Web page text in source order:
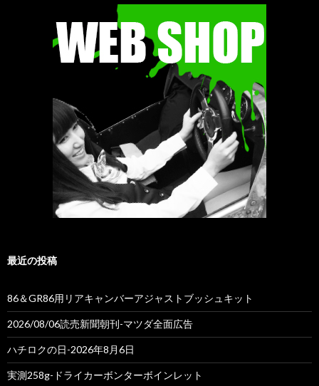
最近の投稿
86＆GR86用リアキャンバーアジャストブッシュキット
2026/08/06読売新聞朝刊-マツダ全面広告
ハチロクの日-2026年8月6日
実測258g-ドライカーボンターボインレット